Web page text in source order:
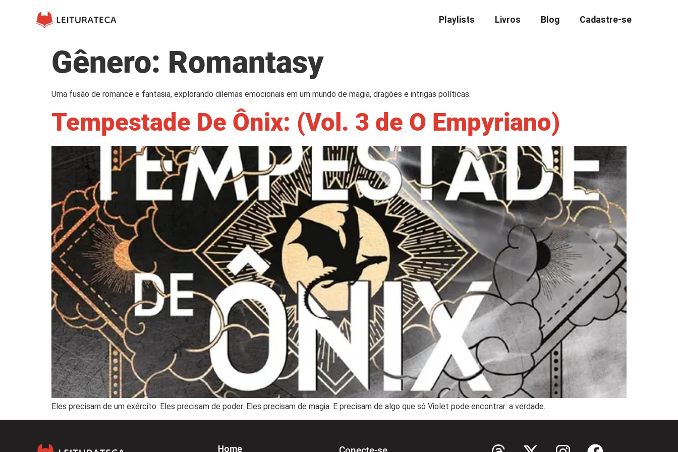
Playlists Livros Blog Cadastre-se
Gênero: Romantasy
Uma fusão de romance e fantasia, explorando dilemas emocionais em um mundo de magia, dragões e intrigas políticas.
Tempestade De Ônix: (Vol. 3 de O Empyriano)
Eles precisam de um exército. Eles precisam de poder. Eles precisam de magia. E precisam de algo que só Violet pode encontrar: a verdade.
Home